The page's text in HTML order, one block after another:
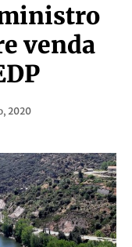
venda
2020